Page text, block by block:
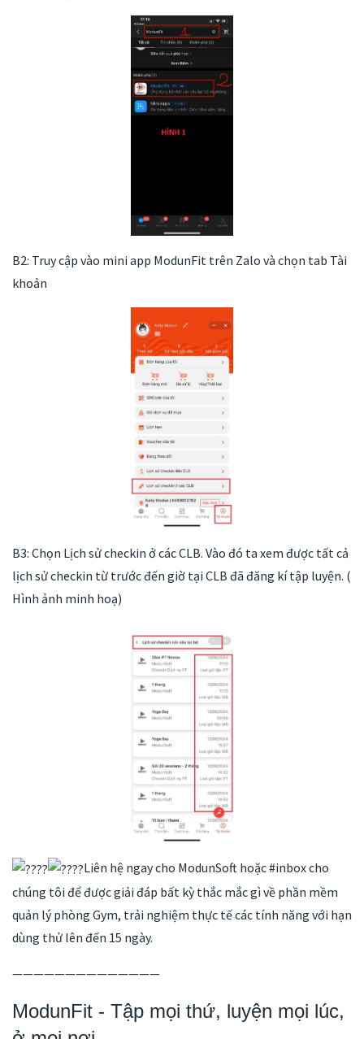
B2: Truy cập vào mini app ModunFit trên Zalo và chọn tab Tài
khoản
B3: Chọn Lịch sử checkin ở các CLB. Vào đó ta xem được tất cả
lịch sử checkin từ trước đến giờ tại CLB đã đăng kí tập luyện. (
Hình ảnh minh hoạ)
Liên hệ ngay cho ModunSoft hoặc #inbox cho
chúng tôi để được giải đáp bất kỳ thắc mắc gì về phần mềm
quản lý phòng Gym, trải nghiệm thực tế các tính năng với hạn
dùng thử lên đến 15 ngày.
——————————————
ModunFit - Tập mọi thứ, luyện mọi lúc,